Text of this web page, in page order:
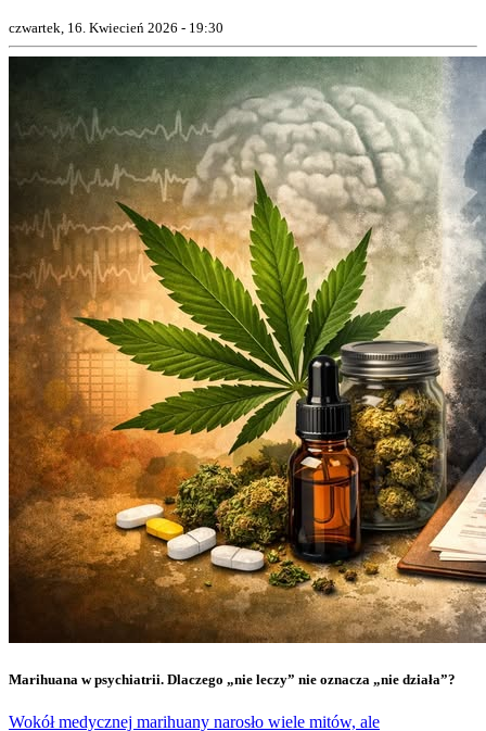
czwartek, 16. Kwiecień 2026 - 19:30
Marihuana w psychiatrii. Dlaczego „nie leczy” nie oznacza „nie działa”?
Wokół medycznej marihuany narosło wiele mitów, ale